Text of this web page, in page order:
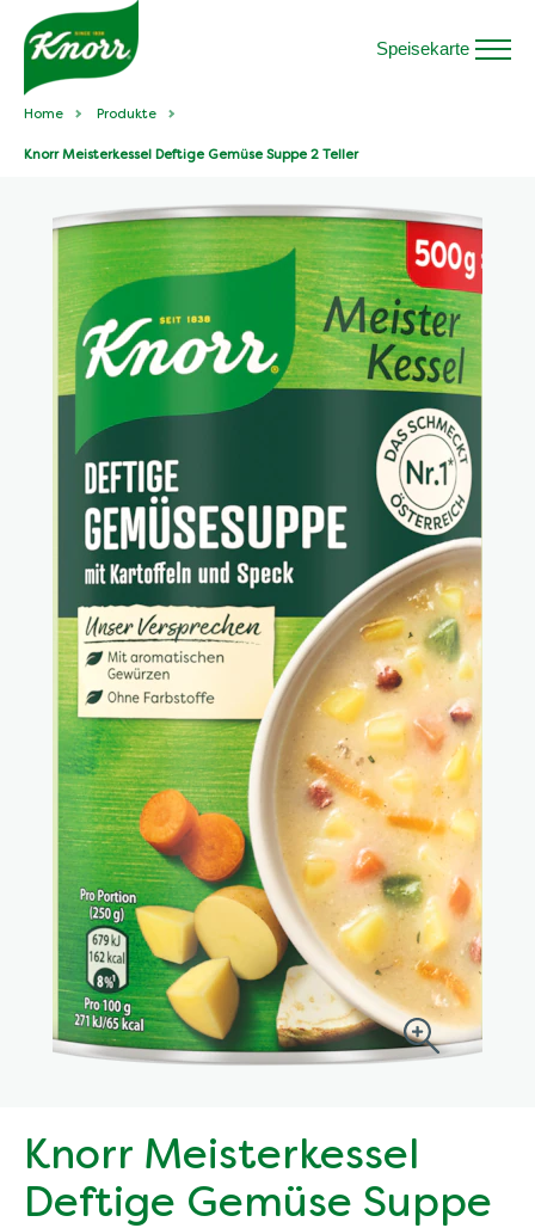
Speisekarte
Home Produkte
Knorr Meisterkessel Deftige Gemüse Suppe 2 Teller
Knorr Meisterkessel
Deftige Gemüse Suppe